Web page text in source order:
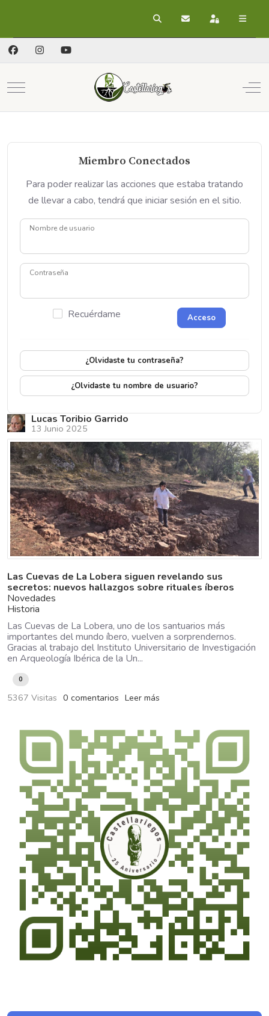
BuscarSuscribirse a las
Registrarse
Mobile Menu Toggle
Miembro Conectados
Para poder realizar las acciones que estaba tratando
de llevar a cabo, tendrá que iniciar sesión en el sitio.
Nombre de usuario
Contraseña
Recuérdame Acceso
¿Olvidaste tu contraseña?
¿Olvidaste tu nombre de usuario?
Lucas Toribio Garrido
13 Junio 2025
Las Cuevas de La Lobera siguen revelando sus
secretos: nuevos hallazgos sobre rituales íberos
Novedades
Historia
Las Cuevas de La Lobera, uno de los santuarios más
importantes del mundo íbero, vuelven a sorprendernos.
Gracias al trabajo del Instituto Universitario de Investigación
en Arqueología Ibérica de la Un...
0
5367 Visitas 0 comentarios Leer más